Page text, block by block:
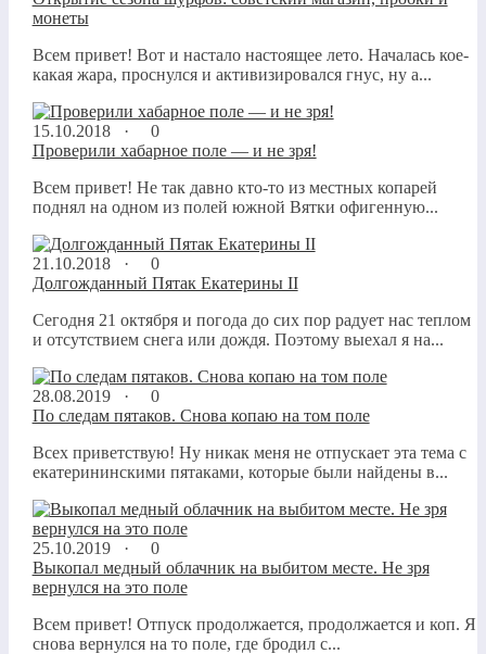
монеты
Всем привет! Вот и настало настоящее лето. Началась кое-
какая жара, проснулся и активизировался гнус, ну а...
15.10.2018 ·
0
Проверили хабарное поле — и не зря!
Всем привет! Не так давно кто-то из местных копарей
поднял на одном из полей южной Вятки офигенную...
21.10.2018 ·
0
Долгожданный Пятак Екатерины II
Сегодня 21 октября и погода до сих пор радует нас теплом
и отсутствием снега или дождя. Поэтому выехал я на...
28.08.2019 ·
0
По следам пятаков. Снова копаю на том поле
Всех приветствую! Ну никак меня не отпускает эта тема с
екатерининскими пятаками, которые были найдены в...
25.10.2019 ·
0
Выкопал медный облачник на выбитом месте. Не зря
вернулся на это поле
Всем привет! Отпуск продолжается, продолжается и коп. Я
снова вернулся на то поле, где бродил с...